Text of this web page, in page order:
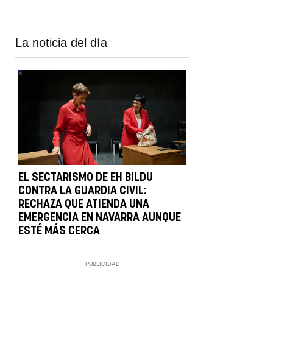
La noticia del día
EL SECTARISMO DE EH BILDU
CONTRA LA GUARDIA CIVIL:
RECHAZA QUE ATIENDA UNA
EMERGENCIA EN NAVARRA AUNQUE
ESTÉ MÁS CERCA